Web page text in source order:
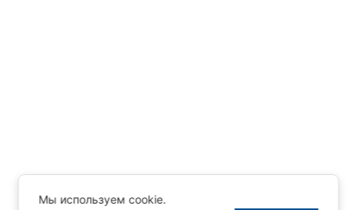
Мы используем cookie.